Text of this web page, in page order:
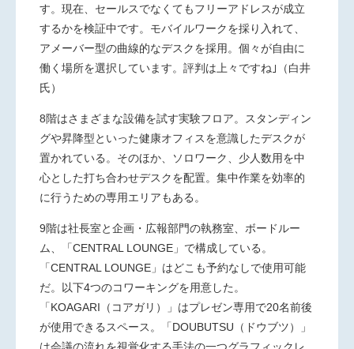
す。現在、セールスでなくてもフリーアドレスが成立
するかを検証中です。モバイルワークを採り入れて、
アメーバー型の曲線的なデスクを採用。個々が自由に
働く場所を選択しています。評判は上々ですね｣（白井
氏）
8階はさまざまな設備を試す実験フロア。スタンディン
グや昇降型といった健康オフィスを意識したデスクが
置かれている。そのほか、ソロワーク、少人数用を中
心とした打ち合わせデスクを配置。集中作業を効率的
に行うための専用エリアもある。
9階は社長室と企画・広報部門の執務室、ボードルー
ム、「CENTRAL LOUNGE」で構成している。
「CENTRAL LOUNGE」はどこも予約なしで使用可能
だ。以下4つのコワーキングを用意した。
「KOAGARI（コアガリ）」はプレゼン専用で20名前後
が使用できるスペース。「DOUBUTSU（ドウブツ）」
は会議の流れを視覚化する手法の一つグラフィックレ